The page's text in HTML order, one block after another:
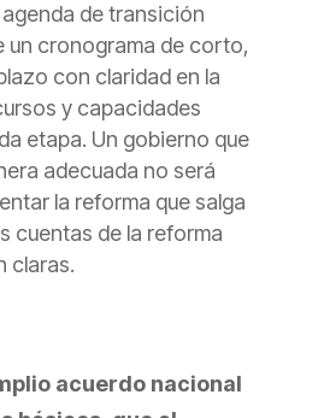
de transición
un cronograma de corto,
con claridad en la
y capacidades
etapa. Un gobierno que
adecuada no será
la reforma que salga
cuentas de la reforma
claras.
acuerdo nacional